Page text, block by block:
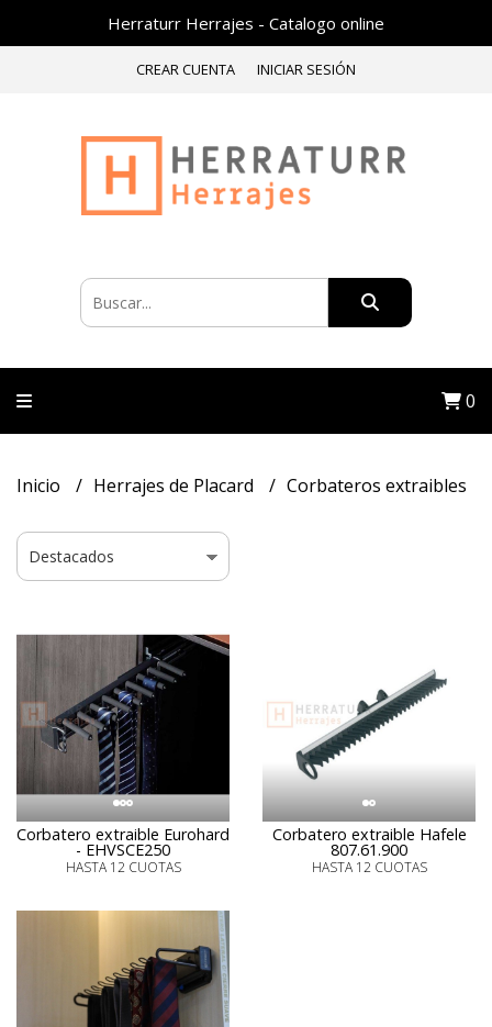
Herraturr Herrajes - Catalogo online
CREAR CUENTA INICIAR SESIÓN
0
Inicio Herrajes de Placard Corbateros extraibles
Corbatero extraible Eurohard
- EHVSCE250
HASTA 12 CUOTAS
Corbatero extraible Hafele
807.61.900
HASTA 12 CUOTAS